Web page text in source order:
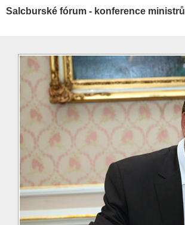
Salcburské fórum - konference ministrů